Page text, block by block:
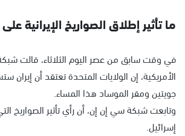
ما تأثير إطلاق الصواريخ الإيرانية
في وقت سابق من عصر اليوم الثلاثاء، قالت
الأمريكية، إن الولايات المتحدة تعتقد أن
جويتين ومقر الموساد هذا المساء.
وتابعت شبكة سي إن إن، أن رأي تأثير الصواريخ
إسرائيل.